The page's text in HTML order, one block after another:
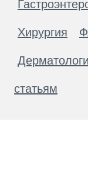
Хирургия
статьям